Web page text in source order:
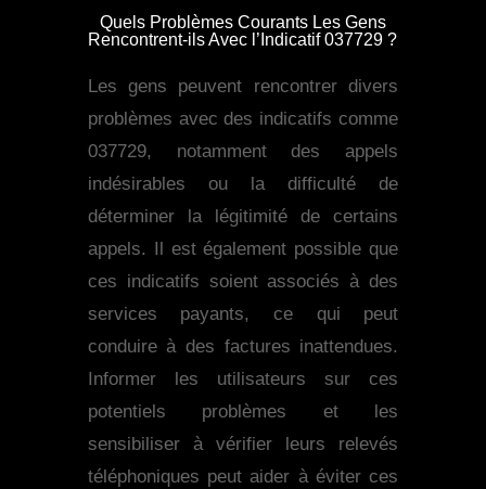
Quels Problèmes Courants Les Gens
Rencontrent-ils Avec l’Indicatif 037729 ?
Les gens peuvent rencontrer divers
problèmes avec des indicatifs comme
037729, notamment des appels
indésirables ou la difficulté de
déterminer la légitimité de certains
appels. Il est également possible que
ces indicatifs soient associés à des
services payants, ce qui peut
conduire à des factures inattendues.
Informer les utilisateurs sur ces
potentiels problèmes et les
sensibiliser à vérifier leurs relevés
téléphoniques peut aider à éviter ces